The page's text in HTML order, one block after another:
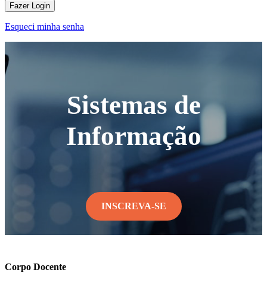
Fazer Login
Esqueci minha senha
Sistemas de
Informação
INSCREVA-SE
Corpo Docente